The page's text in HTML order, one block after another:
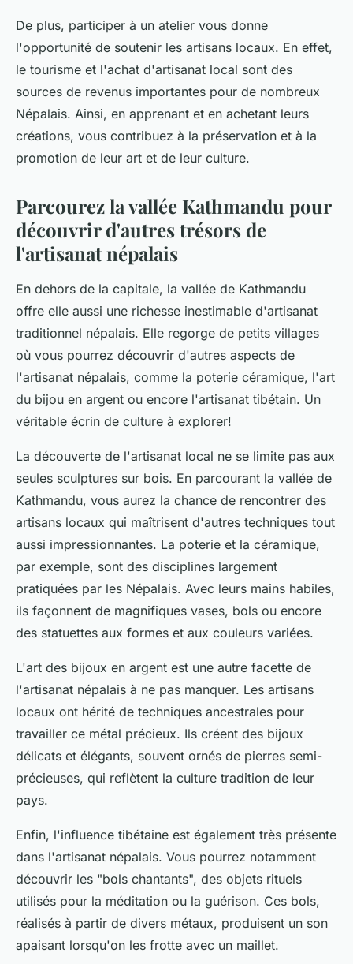
De plus, participer à un atelier vous donne
l'opportunité de soutenir les artisans locaux. En effet,
le tourisme et l'achat d'artisanat local sont des
sources de revenus importantes pour de nombreux
Népalais. Ainsi, en apprenant et en achetant leurs
créations, vous contribuez à la préservation et à la
promotion de leur art et de leur culture.
Parcourez la vallée Kathmandu pour
découvrir d'autres trésors de
l'artisanat népalais
En dehors de la capitale, la vallée de Kathmandu
offre elle aussi une richesse inestimable d'artisanat
traditionnel népalais. Elle regorge de petits villages
où vous pourrez découvrir d'autres aspects de
l'artisanat népalais, comme la poterie céramique, l'art
du bijou en argent ou encore l'artisanat tibétain. Un
véritable écrin de culture à explorer!
La découverte de l'artisanat local ne se limite pas aux
seules sculptures sur bois. En parcourant la vallée de
Kathmandu, vous aurez la chance de rencontrer des
artisans locaux qui maîtrisent d'autres techniques tout
aussi impressionnantes. La poterie et la céramique,
par exemple, sont des disciplines largement
pratiquées par les Népalais. Avec leurs mains habiles,
ils façonnent de magnifiques vases, bols ou encore
des statuettes aux formes et aux couleurs variées.
L'art des bijoux en argent est une autre facette de
l'artisanat népalais à ne pas manquer. Les artisans
locaux ont hérité de techniques ancestrales pour
travailler ce métal précieux. Ils créent des bijoux
délicats et élégants, souvent ornés de pierres semi-
précieuses, qui reflètent la culture tradition de leur
pays.
Enfin, l'influence tibétaine est également très présente
dans l'artisanat népalais. Vous pourrez notamment
découvrir les "bols chantants", des objets rituels
utilisés pour la méditation ou la guérison. Ces bols,
réalisés à partir de divers métaux, produisent un son
apaisant lorsqu'on les frotte avec un maillet.